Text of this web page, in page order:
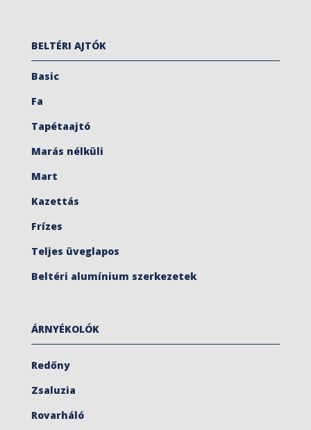
BELTÉRI AJTÓK
Basic
Fa
Tapétaajtó
Marás nélküli
Mart
Kazettás
Frízes
Teljes üveglapos
Beltéri alumínium szerkezetek
ÁRNYÉKOLÓK
Redőny
Zsaluzia
Rovarháló